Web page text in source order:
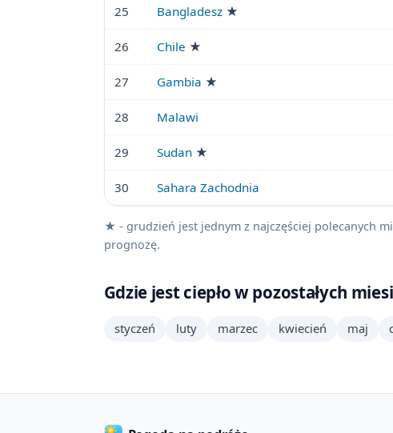
25 Bangladesz ★
26 Chile ★
27 Gambia ★
28 Malawi
29 Sudan ★
30 Sahara Zachodnia
★ - grudzień jest jednym z najczęściej polecanych
prognozę.
Gdzie jest ciepło w pozostałych
styczeń luty marzec kwiecień maj